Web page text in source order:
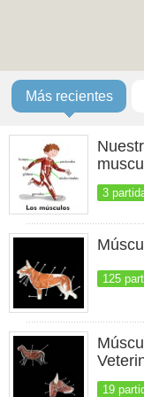
Más recientes
3
125
19